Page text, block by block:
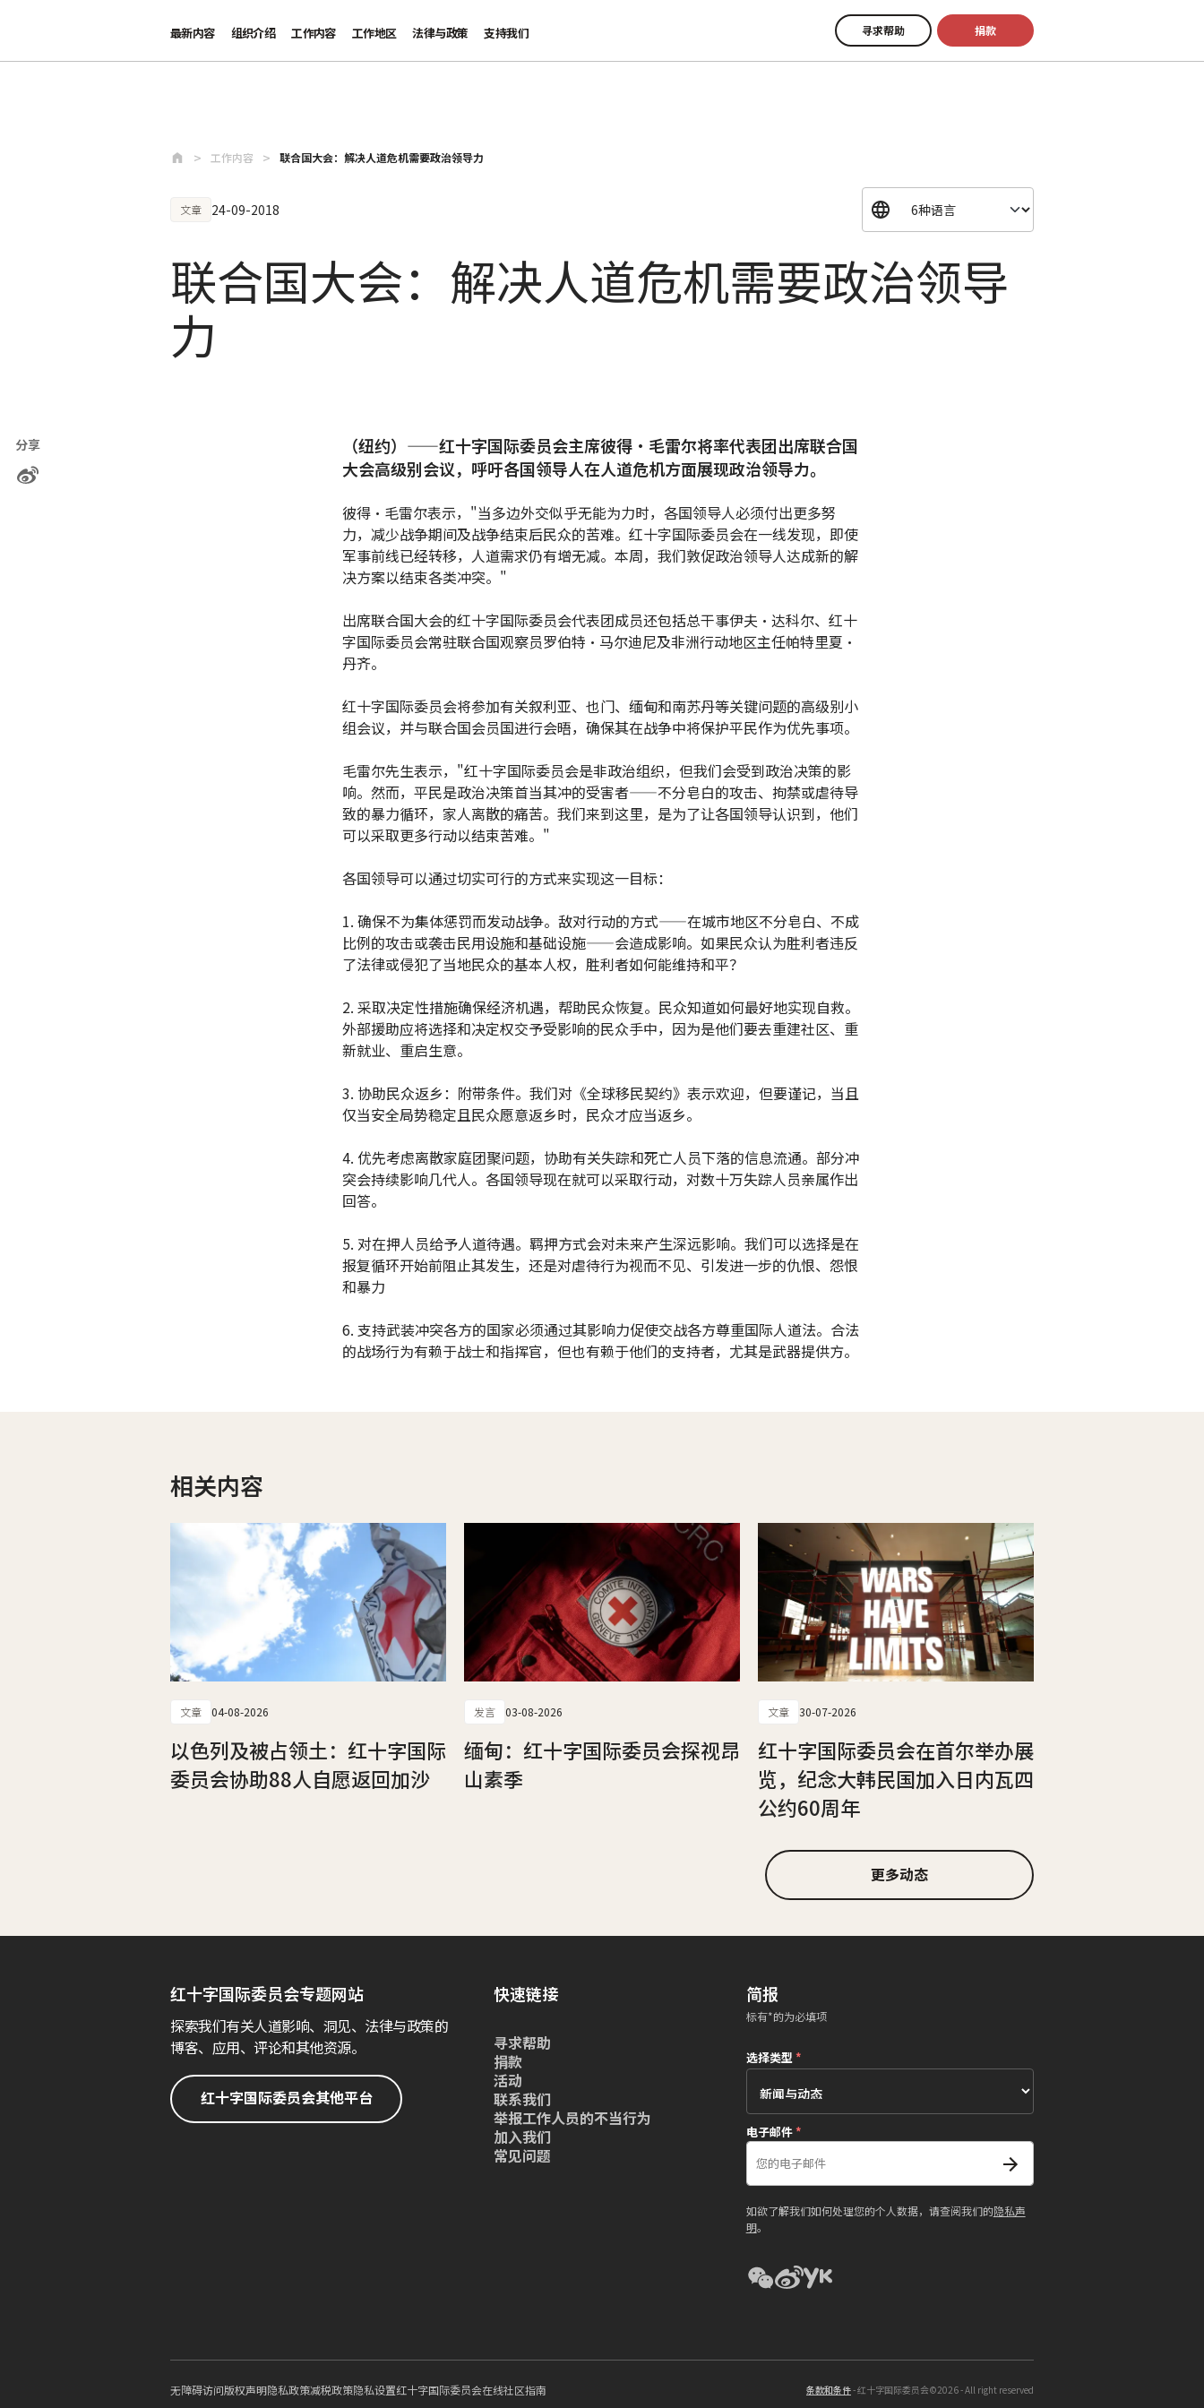
最新内容 组织介绍 工作内容 工作地区 法律与政策 支持我们 寻求帮助 捐款
工作内容 联合国大会：解决人道危机需要政治领导力
文章 24-09-2018
联合国大会：解决人道危机需要政治领导
力
分享
（纽约）——红十字国际委员会主席彼得·毛雷尔将率代表团出席联合国
大会高级别会议，呼吁各国领导人在人道危机方面展现政治领导力。
彼得·毛雷尔表示，"当多边外交似乎无能为力时，各国领导人必须付出更多努
力，减少战争期间及战争结束后民众的苦难。红十字国际委员会在一线发现，即使
军事前线已经转移，人道需求仍有增无减。本周，我们敦促政治领导人达成新的解
决方案以结束各类冲突。"
出席联合国大会的红十字国际委员会代表团成员还包括总干事伊夫·达科尔、红十
字国际委员会常驻联合国观察员罗伯特·马尔迪尼及非洲行动地区主任帕特里夏·
丹齐。
红十字国际委员会将参加有关叙利亚、也门、缅甸和南苏丹等关键问题的高级别小
组会议，并与联合国会员国进行会晤，确保其在战争中将保护平民作为优先事项。
毛雷尔先生表示，"红十字国际委员会是非政治组织，但我们会受到政治决策的影
响。然而，平民是政治决策首当其冲的受害者——不分皂白的攻击、拘禁或虐待导
致的暴力循环，家人离散的痛苦。我们来到这里，是为了让各国领导认识到，他们
可以采取更多行动以结束苦难。"
各国领导可以通过切实可行的方式来实现这一目标：
1. 确保不为集体惩罚而发动战争。敌对行动的方式——在城市地区不分皂白、不成
比例的攻击或袭击民用设施和基础设施——会造成影响。如果民众认为胜利者违反
了法律或侵犯了当地民众的基本人权，胜利者如何能维持和平？
2. 采取决定性措施确保经济机遇，帮助民众恢复。民众知道如何最好地实现自救。
外部援助应将选择和决定权交予受影响的民众手中，因为是他们要去重建社区、重
新就业、重启生意。
3. 协助民众返乡：附带条件。我们对《全球移民契约》表示欢迎，但要谨记，当且
仅当安全局势稳定且民众愿意返乡时，民众才应当返乡。
4. 优先考虑离散家庭团聚问题，协助有关失踪和死亡人员下落的信息流通。部分冲
突会持续影响几代人。各国领导现在就可以采取行动，对数十万失踪人员亲属作出
回答。
5. 对在押人员给予人道待遇。羁押方式会对未来产生深远影响。我们可以选择是在
报复循环开始前阻止其发生，还是对虐待行为视而不见、引发进一步的仇恨、怨恨
和暴力
6. 支持武装冲突各方的国家必须通过其影响力促使交战各方尊重国际人道法。合法
的战场行为有赖于战士和指挥官，但也有赖于他们的支持者，尤其是武器提供方。
相关内容
文章 04-08-2026
以色列及被占领土：红十字国际
委员会协助88人自愿返回加沙
发言 03-08-2026
缅甸：红十字国际委员会探视昂
山素季
文章 30-07-2026
红十字国际委员会在首尔举办展
览，纪念大韩民国加入日内瓦四
公约60周年
更多动态
红十字国际委员会专题网站
探索我们有关人道影响、洞见、法律与政策的
博客、应用、评论和其他资源。
红十字国际委员会其他平台
快速链接
寻求帮助
捐款
活动
联系我们
举报工作人员的不当行为
加入我们
常见问题
简报
标有*的为必填项
选择类型 *
电子邮件*
如欲了解我们如何处理您的个人数据，请查阅我们的隐私声
明。
无障碍访问版权声明隐私政策减税政策隐私设置红十字国际委员会在线社区指南 条款和条件- 红十字国际委员会©2026 - All right reserved